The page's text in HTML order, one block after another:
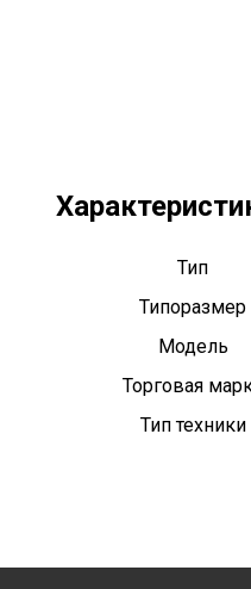
Тип
Типоразмер
Модель
Торговая
Тип техники